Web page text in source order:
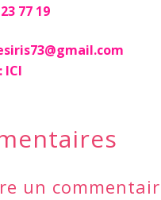
77 19
ICI
un